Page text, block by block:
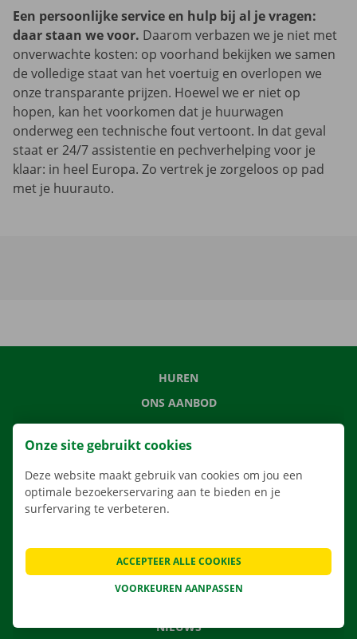
Een persoonlijke service en hulp bij al je vragen:
daar staan we voor. Daarom verbazen we je niet met
onverwachte kosten: op voorhand bekijken we samen
de volledige staat van het voertuig en overlopen we
onze transparante prijzen. Hoewel we er niet op
hopen, kan het voorkomen dat je huurwagen
onderweg een technische fout vertoont. In dat geval
staat er 24/7 assistentie en pechverhelping voor je
klaar: in heel Europa. Zo vertrek je zorgeloos op pad
met je huurauto.
HUREN
ONS AANBOD
ONZE DIENSTEN
LOCATIES
APP
VERHUISOPLOSSINGEN
CONTACTEER ONS
NIEUWS
Onze site gebruikt cookies
Deze website maakt gebruik van cookies om jou een
optimale bezoekerservaring aan te bieden en je
surfervaring te verbeteren.
VOORKEUREN AANPASSEN
ACCEPTEER ALLE COOKIES